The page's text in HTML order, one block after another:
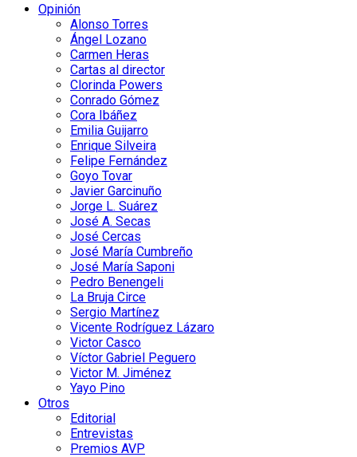
Opinión
Alonso Torres
Ángel Lozano
Carmen Heras
Cartas al director
Clorinda Powers
Conrado Gómez
Cora Ibáñez
Emilia Guijarro
Enrique Silveira
Felipe Fernández
Goyo Tovar
Javier Garcinuño
Jorge L. Suárez
José A. Secas
José Cercas
José María Cumbreño
José María Saponi
Pedro Benengeli
La Bruja Circe
Sergio Martínez
Vicente Rodríguez Lázaro
Victor Casco
Víctor Gabriel Peguero
Victor M. Jiménez
Yayo Pino
Otros
Editorial
Entrevistas
Premios AVP